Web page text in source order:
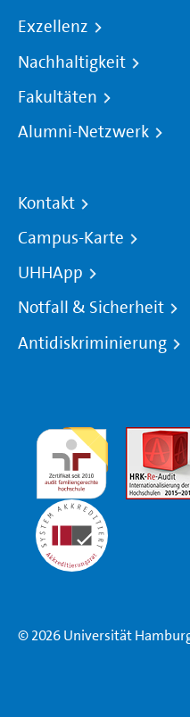
Exzellenz
Nachhaltigkeit
Fakultäten
Alumni-Netzwerk
Kontakt
Campus-Karte
UHHApp
Notfall & Sicherheit
Antidiskriminierung
© 2026 Universität